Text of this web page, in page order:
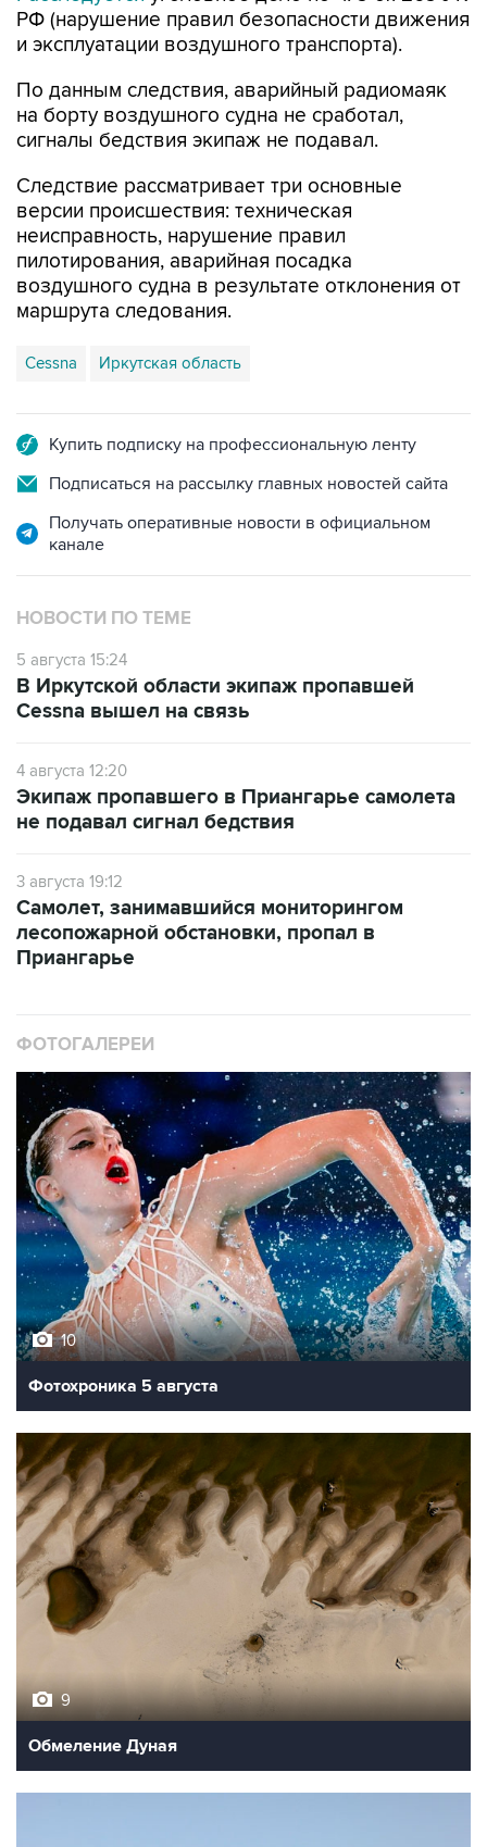
РФ (нарушение правил безопасности движения
и эксплуатации воздушного транспорта).
По данным следствия, аварийный радиомаяк
на борту воздушного судна не сработал,
сигналы бедствия экипаж не подавал.
Следствие рассматривает три основные
версии происшествия: техническая
неисправность, нарушение правил
пилотирования, аварийная посадка
воздушного судна в результате отклонения от
маршрута следования.
Cessna Иркутская область
Купить подписку на профессиональную ленту
Подписаться на рассылку главных новостей сайта
Получать оперативные новости в официальном
канале
НОВОСТИ ПО ТЕМЕ
5 августа 15:24
В Иркутской области экипаж пропавшей
Cessna вышел на связь
4 августа 12:20
Экипаж пропавшего в Приангарье самолета
не подавал сигнал бедствия
3 августа 19:12
Самолет, занимавшийся мониторингом
лесопожарной обстановки, пропал в
Приангарье
ФОТОГАЛЕРЕИ
10
Фотохроника 5 августа
9
Обмеление Дуная